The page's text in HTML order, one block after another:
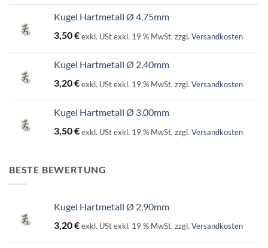
Kugel Hartmetall Ø 4,75mm
3,50€exkl. UStexkl. 19 % MwSt. zzgl. Versandkosten
Kugel Hartmetall Ø 2,40mm
3,20€exkl. UStexkl. 19 % MwSt. zzgl. Versandkosten
Kugel Hartmetall Ø 3,00mm
3,50€exkl. UStexkl. 19 % MwSt. zzgl. Versandkosten
BESTE BEWERTUNG
Kugel Hartmetall Ø 2,90mm
3,20€exkl. UStexkl. 19 % MwSt. zzgl. Versandkosten